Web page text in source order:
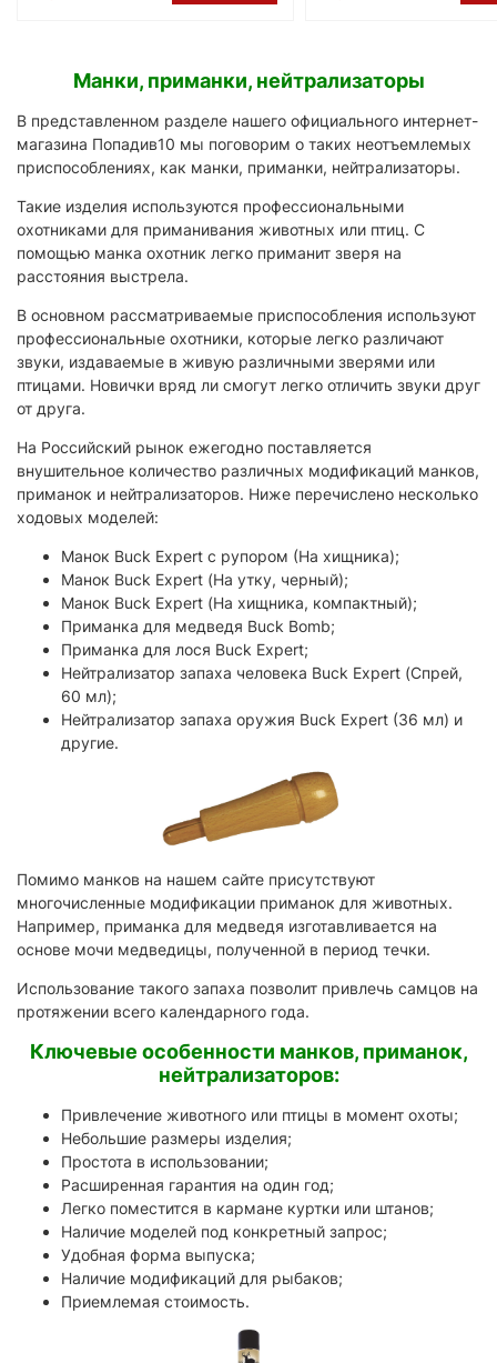
Манки, приманки, нейтрализаторы
В представленном разделе нашего официального интернет-
магазина Попадив10 мы поговорим о таких неотъемлемых
приспособлениях, как манки, приманки, нейтрализаторы.
Такие изделия используются профессиональными
охотниками для приманивания животных или птиц. С
помощью манка охотник легко приманит зверя на
расстояния выстрела.
В основном рассматриваемые приспособления используют
профессиональные охотники, которые легко различают
звуки, издаваемые в живую различными зверями или
птицами. Новички вряд ли смогут легко отличить звуки друг
от друга.
На Российский рынок ежегодно поставляется
внушительное количество различных модификаций манков,
приманок и нейтрализаторов. Ниже перечислено несколько
ходовых моделей:
Манок Buck Expert с рупором (На хищника);
Манок Buck Expert (На утку, черный);
Манок Buck Expert (На хищника, компактный);
Приманка для медведя Buck Bomb;
Приманка для лося Buck Expert;
Нейтрализатор запаха человека Buck Expert (Спрей,
60 мл);
Нейтрализатор запаха оружия Buck Expert (36 мл) и
другие.
Помимо манков на нашем сайте присутствуют
многочисленные модификации приманок для животных.
Например, приманка для медведя изготавливается на
основе мочи медведицы, полученной в период течки.
Использование такого запаха позволит привлечь самцов на
протяжении всего календарного года.
Ключевые особенности манков, приманок,
нейтрализаторов:
Привлечение животного или птицы в момент охоты;
Небольшие размеры изделия;
Простота в использовании;
Расширенная гарантия на один год;
Легко поместится в кармане куртки или штанов;
Наличие моделей под конкретный запрос;
Удобная форма выпуска;
Наличие модификаций для рыбаков;
Приемлемая стоимость.